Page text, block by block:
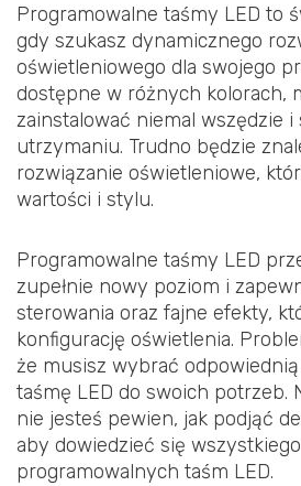
Programowalne taśmy LED to
gdy szukasz dynamicznego
oświetleniowego dla swojego
dostępne w różnych kolorach,
zainstalować niemal wszędzie i
utrzymaniu. Trudno będzie
rozwiązanie oświetleniowe,
wartości i stylu.
Programowalne taśmy LED
zupełnie nowy poziom i
sterowania oraz fajne efekty,
konfigurację oświetlenia.
że musisz wybrać
taśmę LED do swoich potrzeb.
nie jesteś pewien, jak podjąć
aby dowiedzieć się
programowalnych taśm LED.